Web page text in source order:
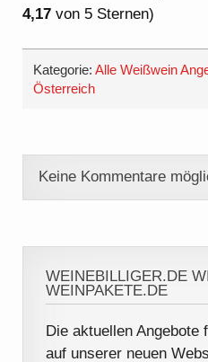
4,17 von 5 Sternen)
Kategorie:Alle Weißwein
Österreich
Keine Kommentare
WEINEBILLIGER.DE
WEINPAKETE.DE
Die aktuellen Angebote
auf unserer neuen